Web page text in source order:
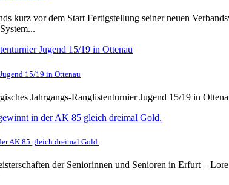
kurz vor dem Start Fertigstellung seiner neuen
15/19 in Ottenau
Jahrgangs-Ranglistenturnier Jugend 15/19 in
AK 85 gleich dreimal Gold.
der Seniorinnen und Senioren in Erfurt –